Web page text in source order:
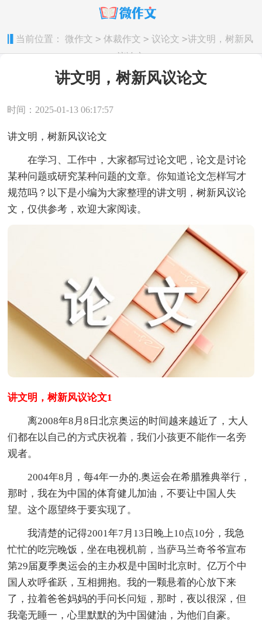
当前位置： 微作文 > 体裁作文 > 议论文 >讲文明，树新风
议论文
讲文明，树新风议论文
时间：2025-01-13 06:17:57
讲文明，树新风议论文
在学习、工作中，大家都写过论文吧，论文是讨论
某种问题或研究某种问题的文章。你知道论文怎样写才
规范吗？以下是小编为大家整理的讲文明，树新风议论
文，仅供参考，欢迎大家阅读。
讲文明，树新风议论文1
离2008年8月8日北京奥运的时间越来越近了，大人
们都在以自己的方式庆祝着，我们小孩更不能作一名旁
观者。
2004年8月，每4年一办的.奥运会在希腊雅典举行，
那时，我在为中国的体育健儿加油，不要让中国人失
望。这个愿望终于要实现了。
我清楚的记得2001年7月13日晚上10点10分，我急
忙忙的吃完晚饭，坐在电视机前，当萨马兰奇爷爷宣布
第29届夏季奥运会的主办权是中国时北京时。亿万个中
国人欢呼雀跃，互相拥抱。我的一颗悬着的心放下来
了，拉着爸爸妈妈的手问长问短，那时，夜以很深，但
我毫无睡一，心里默默的为中国健油，为他们自豪。